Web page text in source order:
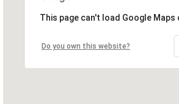
This page can't load Google
Do you own this website?